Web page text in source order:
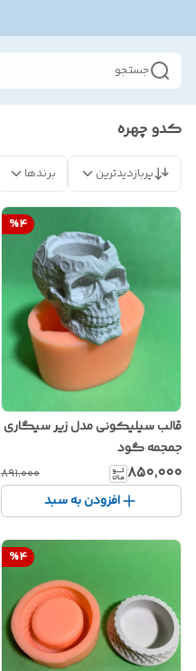
جستجو
کدو چهره
پربازدیدترین برندها
%4
قالب سیلیکونی مدل زیر سیگاری
جمجمه گود
۸۵۰٬۰۰۰ ۸۹۱٬۰۰۰
افزودن به سبد
%4